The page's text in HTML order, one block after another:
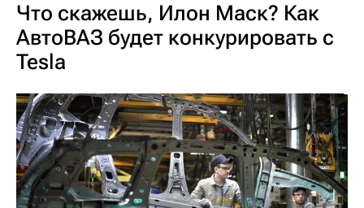
Что скажешь, Илон Маск? Как
АвтоВАЗ будет конкурировать с
Tesla